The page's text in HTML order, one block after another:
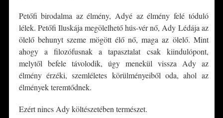
Petőfi birodalma az élmény, Adyé az élmény felé tóduló
lélek. Petőfi Iluskája megölelhető hús-vér nő, Ady Lédája az
ölelő behunyt szeme mögött élő nő, maga az ölelő. Mint
ahogy a filozófusnak a tapasztalat csak kiindulópont,
melytől befele távolodik, úgy menekül vissza Ady az
élmény érzéki, szemléletes körülményeiből oda, ahol az
élmények teremtődnek.
Ezért nincs Ady költészetében természet.